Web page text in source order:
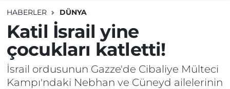
HABERLER DÜNYA
Katil İsrail yine
çocukları katletti!
İsrail ordusunun Gazze'de Cibaliye Mülteci
Kampı'ndaki Nebhan ve Cüneyd ailelerinin
DÜNYA
EĞİTİM
ÖZEL HABER
Süper Lig Puan Durumu ve Fikstür
Tüm Manşetler
Son Dakika Haberleri